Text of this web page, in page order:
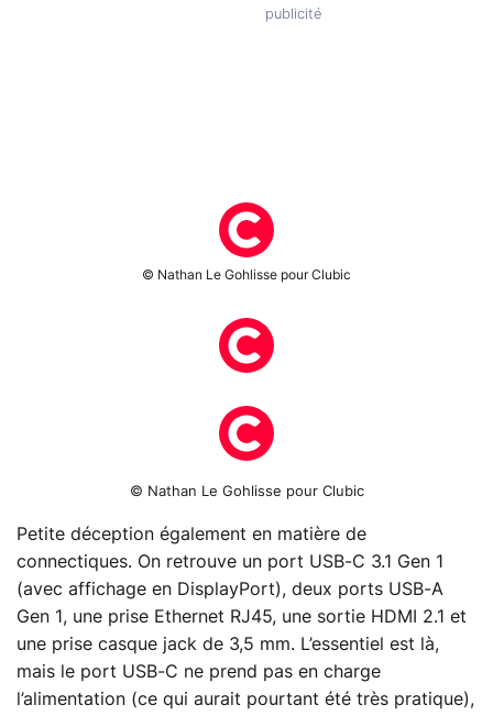
© Nathan Le Gohlisse pour Clubic
© Nathan Le Gohlisse pour Clubic
Petite déception également en matière de
connectiques. On retrouve un port USB-C 3.1 Gen 1
(avec affichage en DisplayPort), deux ports USB-A
Gen 1, une prise Ethernet RJ45, une sortie HDMI 2.1 et
une prise casque jack de 3,5 mm. L’essentiel est là,
mais le port USB-C ne prend pas en charge
l’alimentation (ce qui aurait pourtant été très pratique),